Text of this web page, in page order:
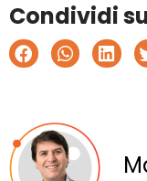
Condividi